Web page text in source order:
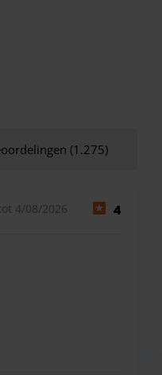
(1.275)
4/08/2026 4